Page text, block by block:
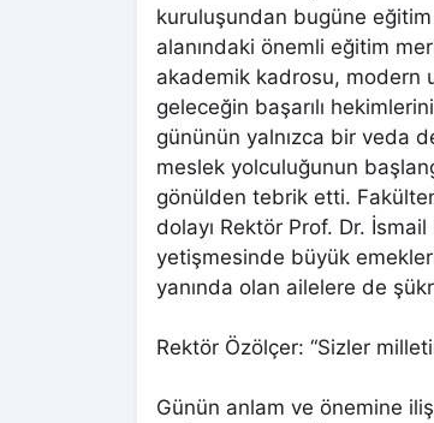
kuruluşundan bugüne
alanındaki önemli eğitim
akademik kadrosu, modern
geleceğin başarılı
gününün yalnızca bir veda
meslek yolculuğunun
gönülden tebrik etti.
dolayı Rektör Prof. Dr.
yetişmesinde büyük
yanında olan ailelere de
Rektör Özölçer: “Sizler
Günün anlam ve önemine